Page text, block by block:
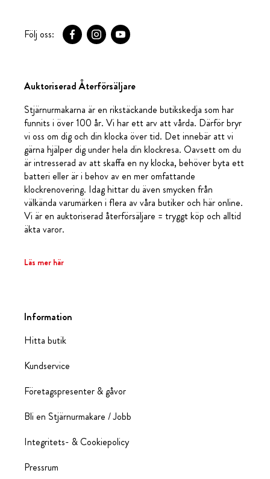
Följ oss:
Auktoriserad Återförsäljare
Stjärnurmakarna är en rikstäckande butikskedja som har
funnits i över 100 år. Vi har ett arv att vårda. Därför bryr
vi oss om dig och din klocka över tid. Det innebär att vi
gärna hjälper dig under hela din klockresa. Oavsett om du
är intresserad av att skaffa en ny klocka, behöver byta ett
batteri eller är i behov av en mer omfattande
klockrenovering. Idag hittar du även smycken från
välkända varumärken i flera av våra butiker och här online.
Vi är en auktoriserad återförsäljare = tryggt köp och alltid
äkta varor.
Läs mer här
Information
Hitta butik
Kundservice
Företagspresenter & gåvor
Bli en Stjärnurmakare / Jobb
Integritets- & Cookiepolicy
Pressrum